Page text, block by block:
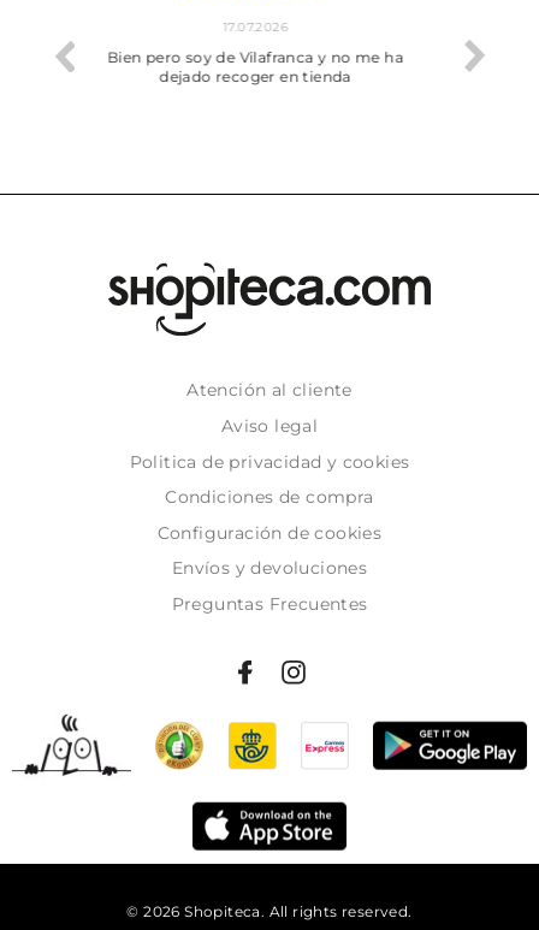
02.07.2026
Todo bien
Atención al cliente
Aviso legal
Politica de privacidad y cookies
Condiciones de compra
Configuración de cookies
Envíos y devoluciones
Preguntas Frecuentes
© 2026 Shopiteca. All rights reserved.